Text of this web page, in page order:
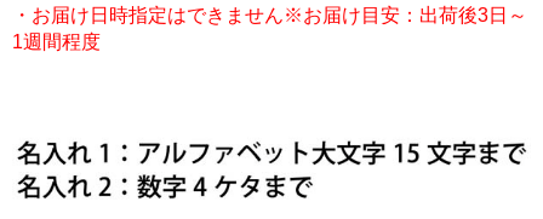
・お届け日時指定はできません※お届け目安：出荷後3日～
1週間程度